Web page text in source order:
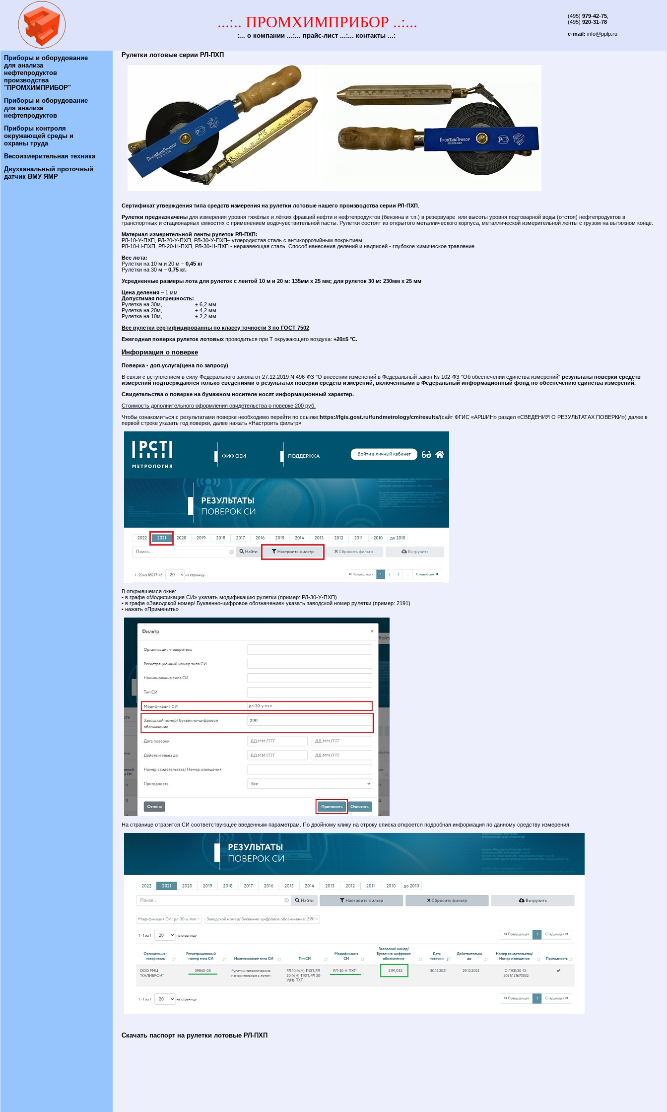
...:.. ПРОМХИМПРИБОР ..:...
:... о компании...:... прайс-лист...:... контакты...:
(495) 979-42-75
(495) 920-31-78
e-mail: info@pplp.ru
Приборы и оборудование
для анализа
нефтепродуктов
производства
"ПРОМХИМПРИБОР"
Приборы и оборудование
для анализа
нефтепродуктов
Приборы контроля
окружающей среды и
охраны труда
Весоизмерительная техника
Двухканальный проточный
датчик ВМУ ЯМР
Рулетки лотовые серии РЛ-ПХП
Cертификат утверждения типа средств измерения на рулетки лотовые нашего производства серии РЛ-ПХП
Рулетки предназначены для измерения уровня тяжёлых и лёгких фракций нефти и нефтепродуктов (бензина и т.п.) в резервуаре или высоты уровня подтоварной воды (отстоя) нефтепродуктов в
транспортных и стационарных емкостях с применением водочувствительной пасты. Рулетки состоят из открытого металлического корпуса, металлической измерительной ленты с грузом на вытяжном конце.
Материал измерительной ленты рулеток РЛ-ПХП:
РЛ-10-У-ПХП, РЛ-20-У-ПХП, РЛ-30-У-ПХП– углеродистая сталь с антикоррозийным покрытием;
РЛ-10-Н-ПХП, РЛ-20-Н-ПХП, РЛ-30-Н-ПХП - нержавеющая сталь. Способ нанесения делений и надписей - глубокое химическое травление.
Вес лота:
Рулетки на 10 м и 20 м – 0,45 кг
Рулетки на 30 м – 0,75 кг.
Усредненные размеры лота для рулеток с лентой 10 м и 20 м: 135мм х 25 мм; для рулеток 30 м: 230мм х 25 мм
Цена деления – 1 мм
Допустимая погрешность:
Рулетка на 30м, ± 6,2 мм.
Рулетка на 20м, ± 4,2 мм.
Рулетка на 10м, ± 2,2 мм.
Все рулетки сертифицированны по классу точности 3 по ГОСТ 7502
Ежегодная поверка рулеток лотовых проводиться при Т окружающего воздуха: +20±5 °С.
Информация о поверке
Поверка - доп.услуга(цена по запросу)
В связи с вступлением в силу Федерального закона от 27.12.2019 N 496-ФЗ "О внесении изменений в Федеральный закон № 102-ФЗ "Об обеспечении единства измерений" результаты поверки средств
измерений подтверждаются только сведениями о результатах поверки средств измерений, включенными в Федеральный информационный фонд по обеспечению единства измерений.
Свидетельства о поверке на бумажном носителе носят информационный характер.
Стоимость дополнительного оформления свидетельства о поверке 200 руб.
Чтобы ознакомиться с результатами поверке необходимо перейти по ссылке:https://fgis.gost.ru/fundmetrology/cm/results/(сайт ФГИС «АРШИН» раздел «СВЕДЕНИЯ О РЕЗУЛЬТАТАХ ПОВЕРКИ») далее в
первой строке указать год поверки, далее нажать «Настроить фильтр»
В открывшемся окне:
• в графе «Модификация СИ» указать модификацию рулетки (пример: РЛ-30-У-ПХП)
• в графе «Заводской номер/ Буквенно-цифровое обозначение» указать заводской номер рулетки (пример: 2191)
• нажать «Применить»
На странице отразится СИ соответствующее введенным параметрам. По двойному клику на строку списка откроется подробная информация по данному средству измерения.
Скачать паспорт на рулетки лотовые РЛ-ПХП